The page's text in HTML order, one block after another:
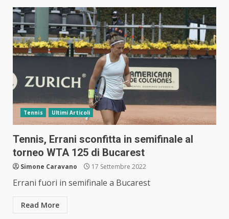
Tennis Ultimi Articoli
Tennis, Errani sconfitta in semifinale al
torneo WTA 125 di Bucarest
Simone Caravano 17 Settembre 2022
Errani fuori in semifinale a Bucarest
Read More